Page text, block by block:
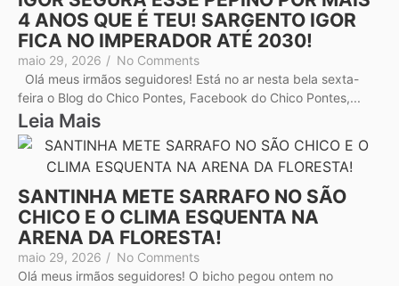
4 ANOS QUE É TEU! SARGENTO IGOR
FICA NO IMPERADOR ATÉ 2030!
maio 29, 2026 / No Comments
Olá meus irmãos seguidores! Está no ar nesta bela sexta-
feira o Blog do Chico Pontes, Facebook do Chico Pontes,...
Leia Mais
SANTINHA METE SARRAFO NO SÃO
CHICO E O CLIMA ESQUENTA NA
ARENA DA FLORESTA!
maio 29, 2026 / No Comments
Olá meus irmãos seguidores! O bicho pegou ontem no